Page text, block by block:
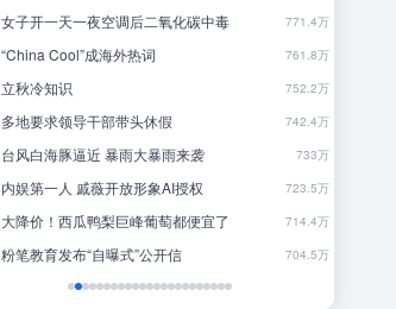
女子开一天一夜空调后二氧化碳中毒 771.4万
“China Cool”成海外热词 761.8万
立秋冷知识 752.2万
多地要求领导干部带头休假 742.4万
台风白海豚逼近 暴雨大暴雨来袭 733万
内娱第一人 戚薇开放形象AI授权 723.5万
大降价！西瓜鸭梨巨峰葡萄都便宜了 714.4万
粉笔教育发布“自曝式”公开信 704.5万